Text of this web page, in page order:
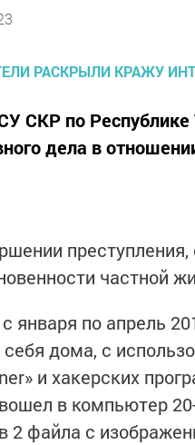
СКР по Республике
дела в
частной
января по апрель
дома, с
и хакерских
в компьютер
2 файла с